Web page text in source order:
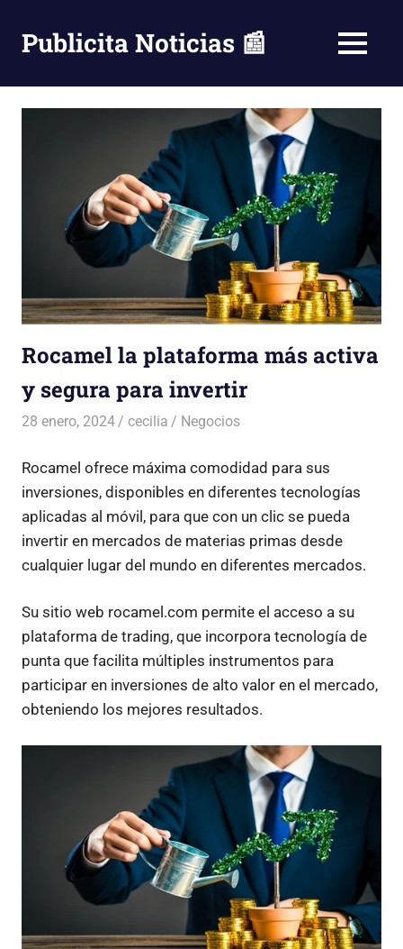
contenido
Publicita Noticias 📰 MENÚ
Rocamel la plataforma más activa
y segura para invertir
28 enero, 2024 cecilia Negocios
Rocamel ofrece máxima comodidad para sus
inversiones, disponibles en diferentes tecnologías
aplicadas al móvil, para que con un clic se pueda
invertir en mercados de materias primas desde
cualquier lugar del mundo en diferentes mercados.
Su sitio web rocamel.com permite el acceso a su
plataforma de trading, que incorpora tecnología de
punta que facilita múltiples instrumentos para
participar en inversiones de alto valor en el mercado,
obteniendo los mejores resultados.